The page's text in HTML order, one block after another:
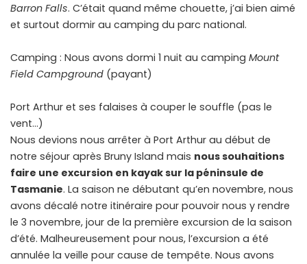
Barron Falls. C’était quand même chouette, j’ai bien aimé
et surtout dormir au camping du parc national.
Camping : Nous avons dormi 1 nuit au camping Mount
Field Campground (payant)
Port Arthur et ses falaises à couper le souffle (pas le
vent…)
Nous devions nous arrêter à Port Arthur au début de
notre séjour après Bruny Island mais nous souhaitions
faire une excursion en kayak sur la péninsule de
Tasmanie. La saison ne débutant qu’en novembre, nous
avons décalé notre itinéraire pour pouvoir nous y rendre
le 3 novembre, jour de la première excursion de la saison
d’été. Malheureusement pour nous, l’excursion a été
annulée la veille pour cause de tempête. Nous avons